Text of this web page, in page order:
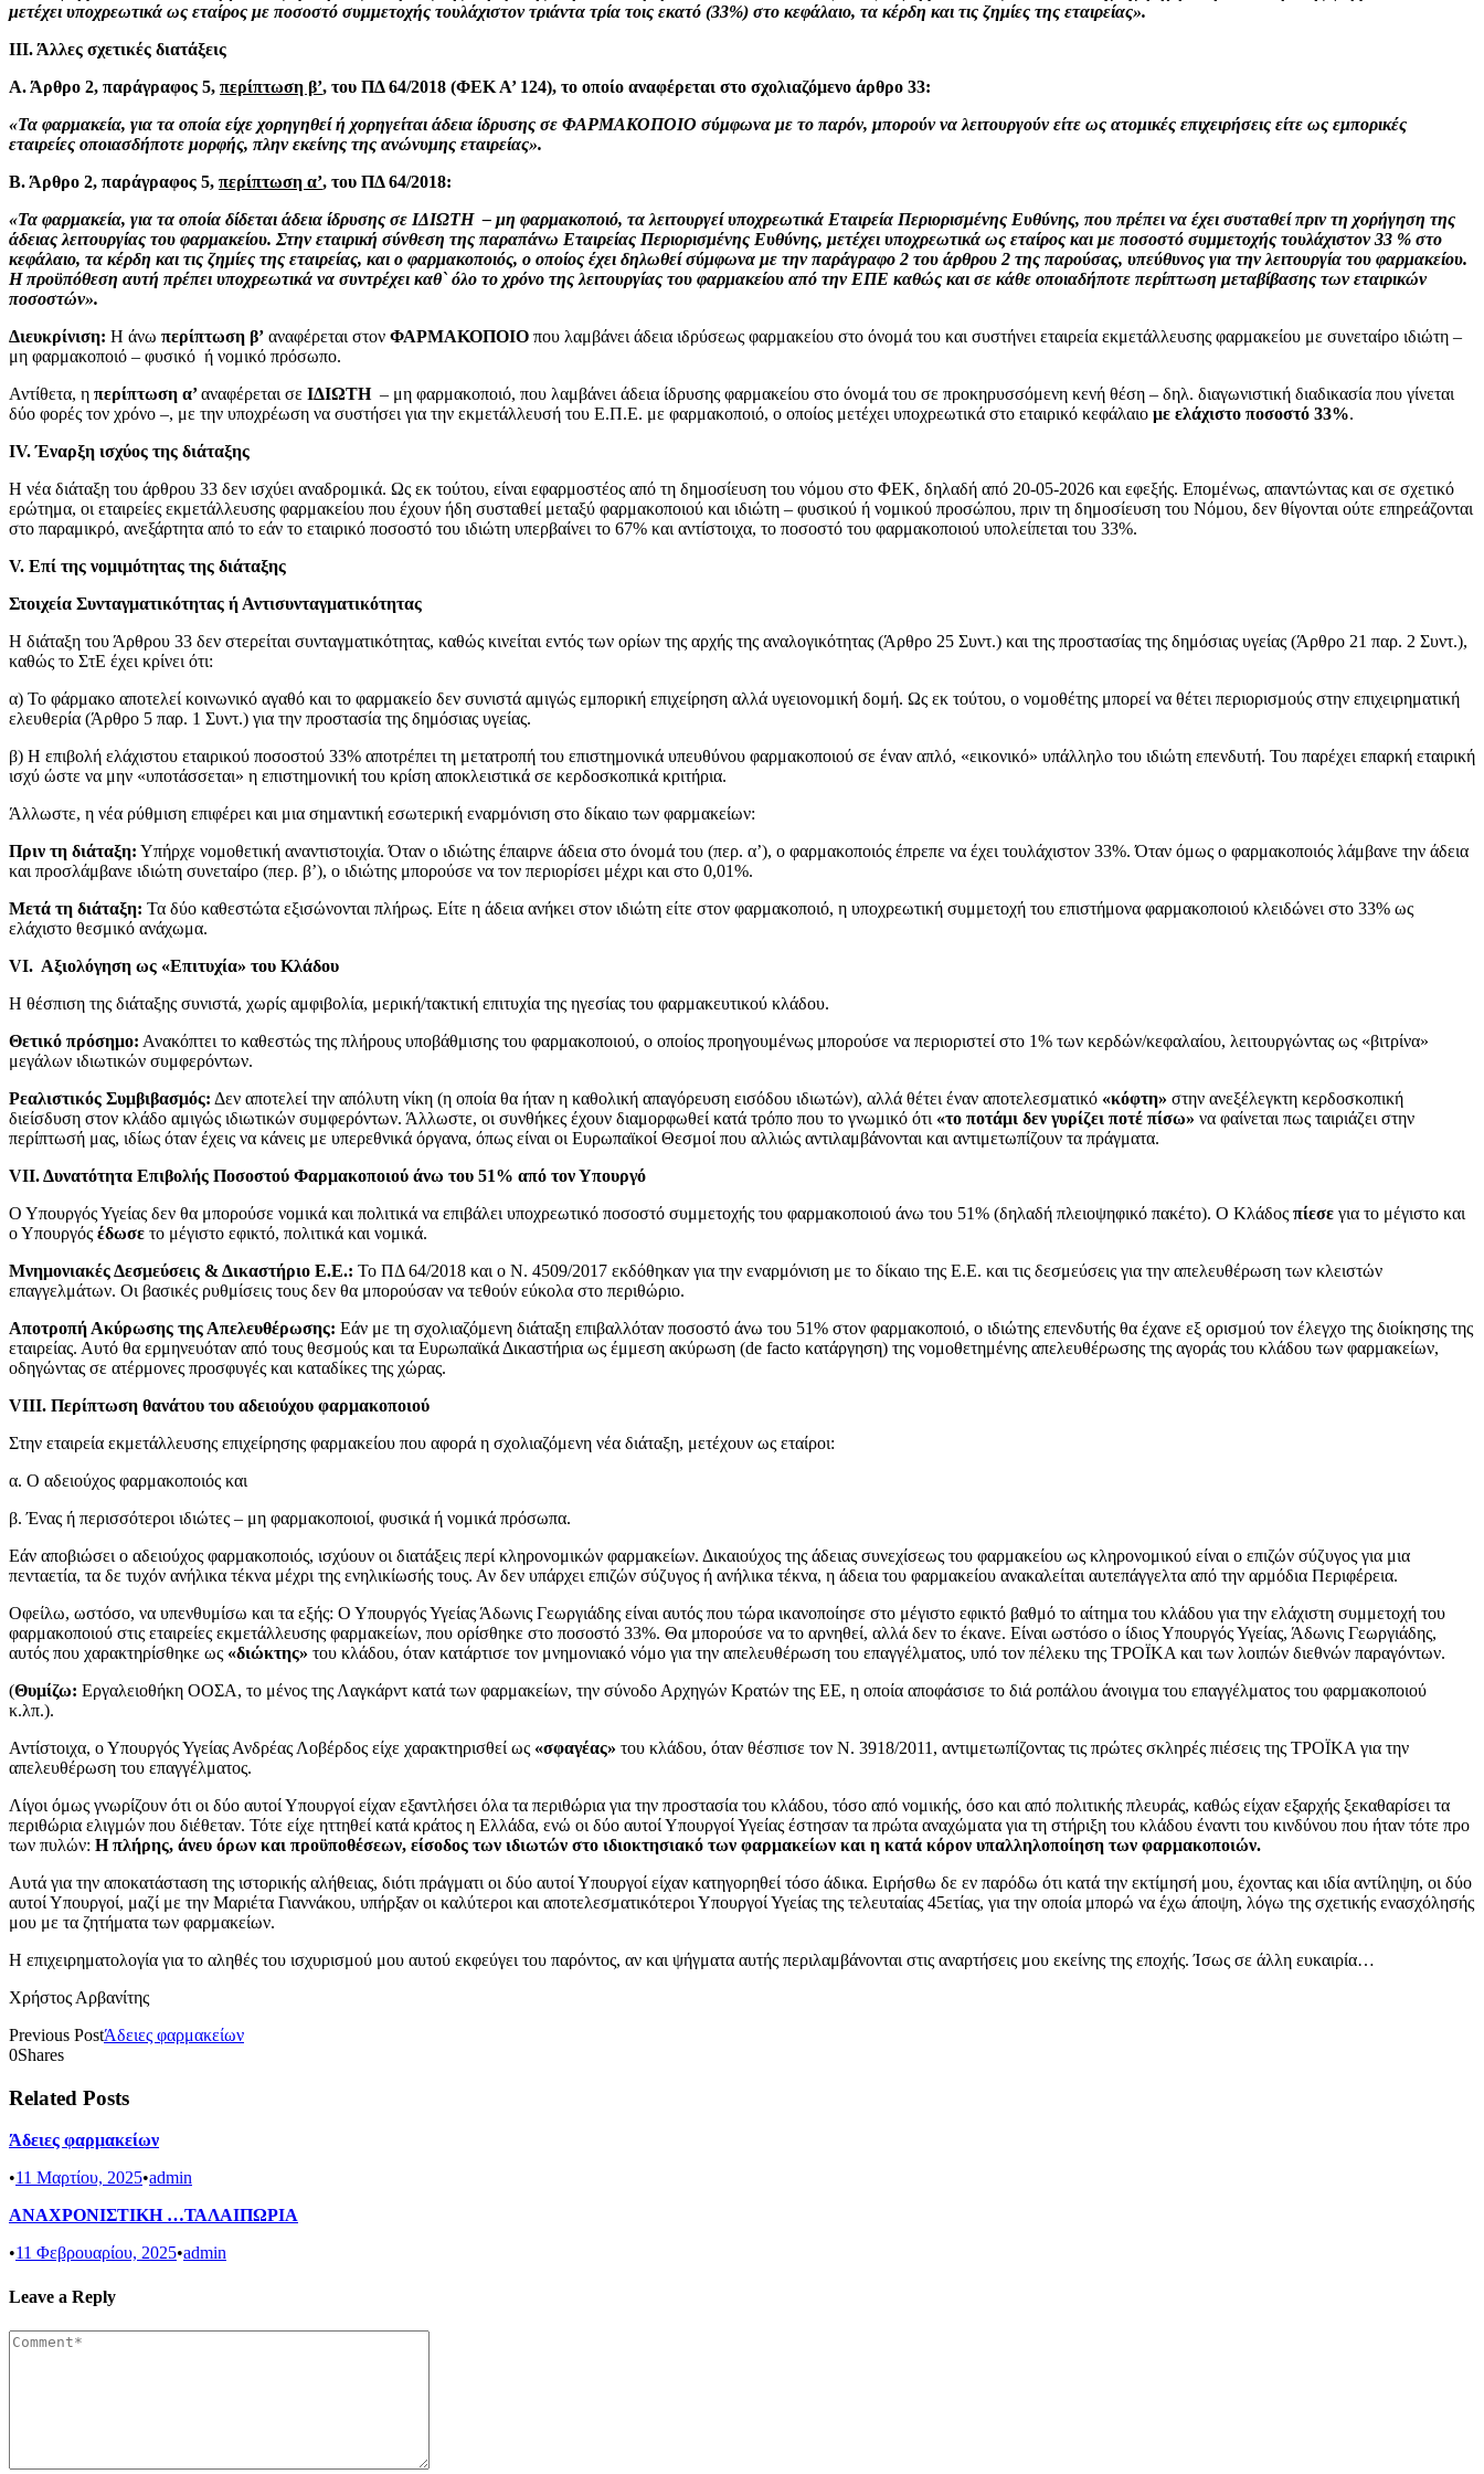
μετέχει υποχρεωτικά ως εταίρος με ποσοστό συμμετοχής τουλάχιστον τριάντα τρία τοις εκατό (33%) στο κεφάλαιο, τα κέρδη και τις ζημίες της εταιρείας».
ΙΙΙ. Άλλες σχετικές διατάξεις
Α. Άρθρο 2, παράγραφος 5, περίπτωση β’, του ΠΔ 64/2018 (ΦΕΚ Α’ 124), το οποίο αναφέρεται στο σχολιαζόμενο άρθρο 33:
«Τα φαρμακεία, για τα οποία είχε χορηγηθεί ή χορηγείται άδεια ίδρυσης σε ΦΑΡΜΑΚΟΠΟΙΟ σύμφωνα με το παρόν, μπορούν να λειτουργούν είτε ως ατομικές επιχειρήσεις είτε ως εμπορικές
εταιρείες οποιασδήποτε μορφής, πλην εκείνης της ανώνυμης εταιρείας».
Β. Άρθρο 2, παράγραφος 5, περίπτωση α’, του ΠΔ 64/2018:
«Τα φαρμακεία, για τα οποία δίδεται άδεια ίδρυσης σε ΙΔΙΩΤΗ – μη φαρμακοποιό, τα λειτουργεί υποχρεωτικά Εταιρεία Περιορισμένης Ευθύνης, που πρέπει να έχει συσταθεί πριν τη χορήγηση της
άδειας λειτουργίας του φαρμακείου. Στην εταιρική σύνθεση της παραπάνω Εταιρείας Περιορισμένης Ευθύνης, μετέχει υποχρεωτικά ως εταίρος και με ποσοστό συμμετοχής τουλάχιστον 33 % στο
κεφάλαιο, τα κέρδη και τις ζημίες της εταιρείας, και ο φαρμακοποιός, ο οποίος έχει δηλωθεί σύμφωνα με την παράγραφο 2 του άρθρου 2 της παρούσας, υπεύθυνος για την λειτουργία του φαρμακείου.
Η προϋπόθεση αυτή πρέπει υποχρεωτικά να συντρέχει καθ` όλο το χρόνο της λειτουργίας του φαρμακείου από την ΕΠΕ καθώς και σε κάθε οποιαδήποτε περίπτωση μεταβίβασης των εταιρικών
ποσοστών».
Διευκρίνιση: Η άνω περίπτωση β’ αναφέρεται στον ΦΑΡΜΑΚΟΠΟΙΟ που λαμβάνει άδεια ιδρύσεως φαρμακείου στο όνομά του και συστήνει εταιρεία εκμετάλλευσης φαρμακείου με συνεταίρο ιδιώτη –
μη φαρμακοποιό – φυσικό ή νομικό πρόσωπο.
Αντίθετα, η περίπτωση α’αναφέρεται σε ΙΔΙΩΤΗ– μη φαρμακοποιό, που λαμβάνει άδεια ίδρυσης φαρμακείου στο όνομά του σε προκηρυσσόμενη κενή θέση – δηλ. διαγωνιστική διαδικασία που γίνεται
δύο φορές τον χρόνο –, με την υποχρέωση να συστήσει για την εκμετάλλευσή του Ε.Π.Ε. με φαρμακοποιό, ο οποίος μετέχει υποχρεωτικά στο εταιρικό κεφάλαιο με ελάχιστο ποσοστό 33%.
IV. Έναρξη ισχύος της διάταξης
Η νέα διάταξη του άρθρου 33 δεν ισχύει αναδρομικά. Ως εκ τούτου, είναι εφαρμοστέος από τη δημοσίευση του νόμου στο ΦΕΚ, δηλαδή από 20-05-2026 και εφεξής. Επομένως, απαντώντας και σε σχετικό
ερώτημα, οι εταιρείες εκμετάλλευσης φαρμακείου που έχουν ήδη συσταθεί μεταξύ φαρμακοποιού και ιδιώτη – φυσικού ή νομικού προσώπου, πριν τη δημοσίευση του Νόμου, δεν θίγονται ούτε επηρεάζονται
στο παραμικρό, ανεξάρτητα από το εάν το εταιρικό ποσοστό του ιδιώτη υπερβαίνει το 67% και αντίστοιχα, το ποσοστό του φαρμακοποιού υπολείπεται του 33%.
V. Επί της νομιμότητας της διάταξης
Στοιχεία Συνταγματικότητας ή Αντισυνταγματικότητας
Η διάταξη του Άρθρου 33 δεν στερείται συνταγματικότητας, καθώς κινείται εντός των ορίων της αρχής της αναλογικότητας (Άρθρο 25 Συντ.) και της προστασίας της δημόσιας υγείας (Άρθρο 21 παρ. 2 Συντ.),
καθώς το ΣτΕ έχει κρίνει ότι:
α) Το φάρμακο αποτελεί κοινωνικό αγαθό και το φαρμακείο δεν συνιστά αμιγώς εμπορική επιχείρηση αλλά υγειονομική δομή. Ως εκ τούτου, ο νομοθέτης μπορεί να θέτει περιορισμούς στην επιχειρηματική
ελευθερία (Άρθρο 5 παρ. 1 Συντ.) για την προστασία της δημόσιας υγείας.
β) Η επιβολή ελάχιστου εταιρικού ποσοστού 33% αποτρέπει τη μετατροπή του επιστημονικά υπευθύνου φαρμακοποιού σε έναν απλό, «εικονικό» υπάλληλο του ιδιώτη επενδυτή. Του παρέχει επαρκή εταιρική
ισχύ ώστε να μην «υποτάσσεται» η επιστημονική του κρίση αποκλειστικά σε κερδοσκοπικά κριτήρια.
Άλλωστε, η νέα ρύθμιση επιφέρει και μια σημαντική εσωτερική εναρμόνιση στο δίκαιο των φαρμακείων:
Πριν τη διάταξη: Υπήρχε νομοθετική αναντιστοιχία. Όταν ο ιδιώτης έπαιρνε άδεια στο όνομά του (περ. α’), ο φαρμακοποιός έπρεπε να έχει τουλάχιστον 33%. Όταν όμως ο φαρμακοποιός λάμβανε την άδεια
και προσλάμβανε ιδιώτη συνεταίρο (περ. β’), ο ιδιώτης μπορούσε να τον περιορίσει μέχρι και στο 0,01%.
Μετά τη διάταξη: Τα δύο καθεστώτα εξισώνονται πλήρως. Είτε η άδεια ανήκει στον ιδιώτη είτε στον φαρμακοποιό, η υποχρεωτική συμμετοχή του επιστήμονα φαρμακοποιού κλειδώνει στο 33% ως
ελάχιστο θεσμικό ανάχωμα.
VΙ. Αξιολόγηση ως «Επιτυχία» του Κλάδου
Η θέσπιση της διάταξης συνιστά, χωρίς αμφιβολία, μερική/τακτική επιτυχία της ηγεσίας του φαρμακευτικού κλάδου.
Θετικό πρόσημο: Ανακόπτει το καθεστώς της πλήρους υποβάθμισης του φαρμακοποιού, ο οποίος προηγουμένως μπορούσε να περιοριστεί στο 1% των κερδών/κεφαλαίου, λειτουργώντας ως «βιτρίνα»
μεγάλων ιδιωτικών συμφερόντων.
Ρεαλιστικός Συμβιβασμός: Δεν αποτελεί την απόλυτη νίκη (η οποία θα ήταν η καθολική απαγόρευση εισόδου ιδιωτών), αλλά θέτει έναν αποτελεσματικό «κόφτη» στην ανεξέλεγκτη κερδοσκοπική
διείσδυση στον κλάδο αμιγώς ιδιωτικών συμφερόντων. Άλλωστε, οι συνθήκες έχουν διαμορφωθεί κατά τρόπο που το γνωμικό ότι «το ποτάμι δεν γυρίζει ποτέ πίσω» να φαίνεται πως ταιριάζει στην
περίπτωσή μας, ιδίως όταν έχεις να κάνεις με υπερεθνικά όργανα, όπως είναι οι Ευρωπαϊκοί Θεσμοί που αλλιώς αντιλαμβάνονται και αντιμετωπίζουν τα πράγματα.
VIΙ. Δυνατότητα Επιβολής Ποσοστού Φαρμακοποιού άνω του 51% από τον Υπουργό
Ο Υπουργός Υγείας δεν θα μπορούσε νομικά και πολιτικά να επιβάλει υποχρεωτικό ποσοστό συμμετοχής του φαρμακοποιού άνω του 51% (δηλαδή πλειοψηφικό πακέτο). Ο Κλάδος πίεσε για το μέγιστο και
ο Υπουργός έδωσε το μέγιστο εφικτό, πολιτικά και νομικά.
Μνημονιακές Δεσμεύσεις & Δικαστήριο Ε.Ε.: Το ΠΔ 64/2018 και ο Ν. 4509/2017 εκδόθηκαν για την εναρμόνιση με το δίκαιο της Ε.Ε. και τις δεσμεύσεις για την απελευθέρωση των κλειστών
επαγγελμάτων. Οι βασικές ρυθμίσεις τους δεν θα μπορούσαν να τεθούν εύκολα στο περιθώριο.
Αποτροπή Ακύρωσης της Απελευθέρωσης: Εάν με τη σχολιαζόμενη διάταξη επιβαλλόταν ποσοστό άνω του 51% στον φαρμακοποιό, ο ιδιώτης επενδυτής θα έχανε εξ ορισμού τον έλεγχο της διοίκησης της
εταιρείας. Αυτό θα ερμηνευόταν από τους θεσμούς και τα Ευρωπαϊκά Δικαστήρια ως έμμεση ακύρωση (de facto κατάργηση) της νομοθετημένης απελευθέρωσης της αγοράς του κλάδου των φαρμακείων,
οδηγώντας σε ατέρμονες προσφυγές και καταδίκες της χώρας.
VIII. Περίπτωση θανάτου του αδειούχου φαρμακοποιού
Στην εταιρεία εκμετάλλευσης επιχείρησης φαρμακείου που αφορά η σχολιαζόμενη νέα διάταξη, μετέχουν ως εταίροι:
α. Ο αδειούχος φαρμακοποιός και
β. Ένας ή περισσότεροι ιδιώτες – μη φαρμακοποιοί, φυσικά ή νομικά πρόσωπα.
Εάν αποβιώσει ο αδειούχος φαρμακοποιός, ισχύουν οι διατάξεις περί κληρονομικών φαρμακείων. Δικαιούχος της άδειας συνεχίσεως του φαρμακείου ως κληρονομικού είναι ο επιζών σύζυγος για μια
πενταετία, τα δε τυχόν ανήλικα τέκνα μέχρι της ενηλικίωσής τους. Αν δεν υπάρχει επιζών σύζυγος ή ανήλικα τέκνα, η άδεια του φαρμακείου ανακαλείται αυτεπάγγελτα από την αρμόδια Περιφέρεια.
Οφείλω, ωστόσο, να υπενθυμίσω και τα εξής: Ο Υπουργός Υγείας Άδωνις Γεωργιάδης είναι αυτός που τώρα ικανοποίησε στο μέγιστο εφικτό βαθμό το αίτημα του κλάδου για την ελάχιστη συμμετοχή του
φαρμακοποιού στις εταιρείες εκμετάλλευσης φαρμακείων, που ορίσθηκε στο ποσοστό 33%. Θα μπορούσε να το αρνηθεί, αλλά δεν το έκανε. Είναι ωστόσο ο ίδιος Υπουργός Υγείας, Άδωνις Γεωργιάδης,
αυτός που χαρακτηρίσθηκε ως «διώκτης» του κλάδου, όταν κατάρτισε τον μνημονιακό νόμο για την απελευθέρωση του επαγγέλματος, υπό τον πέλεκυ της ΤΡΟΪΚΑ και των λοιπών διεθνών παραγόντων.
(Θυμίζω: Εργαλειοθήκη ΟΟΣΑ, το μένος της Λαγκάρντ κατά των φαρμακείων, την σύνοδο Αρχηγών Κρατών της ΕΕ, η οποία αποφάσισε το διά ροπάλου άνοιγμα του επαγγέλματος του φαρμακοποιού
κ.λπ.).
Αντίστοιχα, ο Υπουργός Υγείας Ανδρέας Λοβέρδος είχε χαρακτηρισθεί ως «σφαγέας» του κλάδου, όταν θέσπισε τον Ν. 3918/2011, αντιμετωπίζοντας τις πρώτες σκληρές πιέσεις της ΤΡΟΪΚΑ για την
απελευθέρωση του επαγγέλματος.
Λίγοι όμως γνωρίζουν ότι οι δύο αυτοί Υπουργοί είχαν εξαντλήσει όλα τα περιθώρια για την προστασία του κλάδου, τόσο από νομικής, όσο και από πολιτικής πλευράς, καθώς είχαν εξαρχής ξεκαθαρίσει τα
περιθώρια ελιγμών που διέθεταν. Τότε είχε ηττηθεί κατά κράτος η Ελλάδα, ενώ οι δύο αυτοί Υπουργοί Υγείας έστησαν τα πρώτα αναχώματα για τη στήριξη του κλάδου έναντι του κινδύνου που ήταν τότε προ
των πυλών: Η πλήρης, άνευ όρων και προϋποθέσεων, είσοδος των ιδιωτών στο ιδιοκτησιακό των φαρμακείων και η κατά κόρον υπαλληλοποίηση των φαρμακοποιών.
Αυτά για την αποκατάσταση της ιστορικής αλήθειας, διότι πράγματι οι δύο αυτοί Υπουργοί είχαν κατηγορηθεί τόσο άδικα. Ειρήσθω δε εν παρόδω ότι κατά την εκτίμησή μου, έχοντας και ιδία αντίληψη, οι δύο
αυτοί Υπουργοί, μαζί με την Μαριέτα Γιαννάκου, υπήρξαν οι καλύτεροι και αποτελεσματικότεροι Υπουργοί Υγείας της τελευταίας 45ετίας, για την οποία μπορώ να έχω άποψη, λόγω της σχετικής ενασχόλησής
μου με τα ζητήματα των φαρμακείων.
Η επιχειρηματολογία για το αληθές του ισχυρισμού μου αυτού εκφεύγει του παρόντος, αν και ψήγματα αυτής περιλαμβάνονται στις αναρτήσεις μου εκείνης της εποχής. Ίσως σε άλλη ευκαιρία…
Χρήστος Αρβανίτης
Previous PostΆδειες φαρμακείων
0Shares
Related Posts
Άδειες φαρμακείων
•11 Μαρτίου, 2025•admin
ΑΝΑΧΡΟΝΙΣΤΙΚΗ …ΤΑΛΑΙΠΩΡΙΑ
•11 Φεβρουαρίου, 2025•admin
Leave a Reply